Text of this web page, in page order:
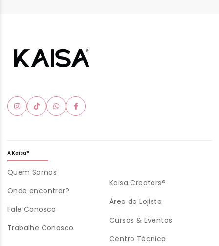
A Kaisa®
Quem Somos
Onde encontrar?
Fale Conosco
Trabalhe Conosco
Kaisa Creators®
Área do Lojista
Cursos & Eventos
Centro Técnico